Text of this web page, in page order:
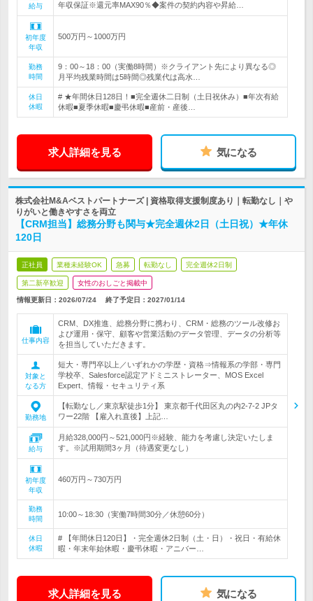
給与
年収保証※還元率MAX90％◆案件の契約内容や昇給…
初年度
年収
500万円～1000万円
勤務
時間
9：00～18：00（実働8時間）※クライアント先により異なる◎
月平均残業時間は5時間◎残業代は高水…
休日
休暇
# ★年間休日128日！■完全週休二日制（土日祝休み）■年次有給
休暇■夏季休暇■慶弔休暇■産前・産後…
求人詳細を見る 気になる
株式会社M&Aベストパートナーズ | 資格取得支援制度あり｜転勤なし｜や
りがいと働きやすさを両立
【CRM担当】総務分野も関与★完全週休2日（土日祝）★年休
120日
正社員 業種未経験OK 急募 転勤なし 完全週休2日制
第二新卒歓迎 女性のおしごと掲載中
情報更新日：2026/07/24 終了予定日： 2027/01/14
仕事内容
CRM、DX推進、総務分野に携わり、CRM・総務のツール改修お
よび運用・保守、顧客や営業活動のデータ管理、データの分析等
を担当していただきます。
対象と
なる方
短大・専門卒以上／いずれかの学歴・資格⇒情報系の学部・専門
学校卒、Salesforce認定アドミニストレーター、MOS Excel
Expert、情報・セキュリティ系
勤務地
【転勤なし／東京駅徒歩1分】 東京都千代田区丸の内2-7-2 JPタ
ワー22階 【雇入れ直後】上記…
給与
月給328,000円～521,000円※経験、能力を考慮し決定いたしま
す。※試用期間3ヶ月（待遇変更なし）
初年度
年収
460万円～730万円
勤務
時間
10:00～18:30（実働7時間30分／休憩60分）
休日
休暇
# 【年間休日120日】・完全週休2日制（土・日）・祝日・有給休
暇・年末年始休暇・慶弔休暇・アニバー…
求人詳細を見る 気になる